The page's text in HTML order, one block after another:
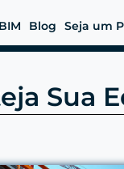
BIM Blog Seja um
Sua